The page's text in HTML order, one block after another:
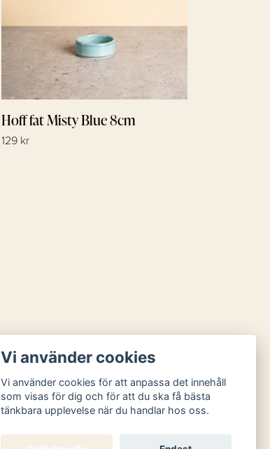
Hoff fat Misty Blue 8cm
129 kr
Vi använder cookies
Vi använder cookies för att anpassa det innehåll
som visas för dig och för att du ska få bästa
tänkbara upplevelse när du handlar hos oss.